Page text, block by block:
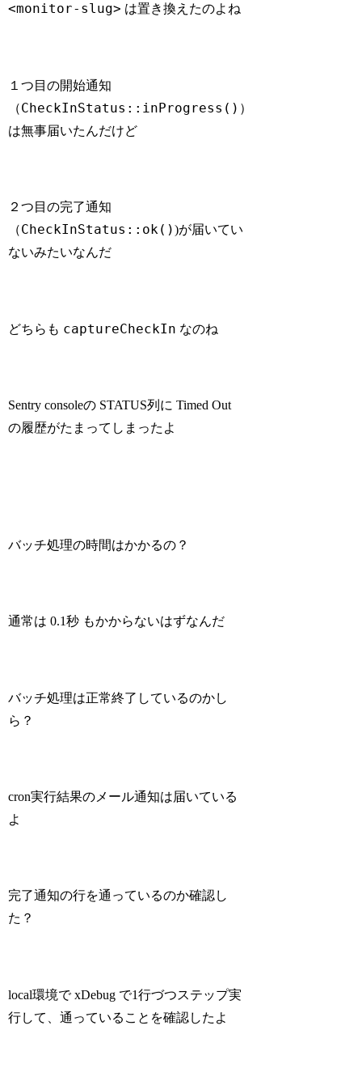
<monitor-slug> は置き換えたのよね
１つ目の開始通知
（CheckInStatus::inProgress() ）
は無事届いたんだけど
２つ目の完了通知
（CheckInStatus::ok())が届いてい
ないみたいなんだ
どちらも captureCheckIn なのね
Sentry consoleの STATUS列に Timed Out
の履歴がたまってしまったよ
バッチ処理の時間はかかるの？
通常は 0.1秒 もかからないはずなんだ
バッチ処理は正常終了しているのかし
ら？
cron実行結果のメール通知は届いている
よ
完了通知の行を通っているのか確認し
た？
local環境で xDebug で1行づつステップ実
行して、通っていることを確認したよ